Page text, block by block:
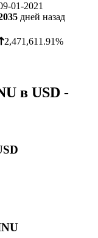
01-2021
дней назад
2,471,611.91%
в USD -